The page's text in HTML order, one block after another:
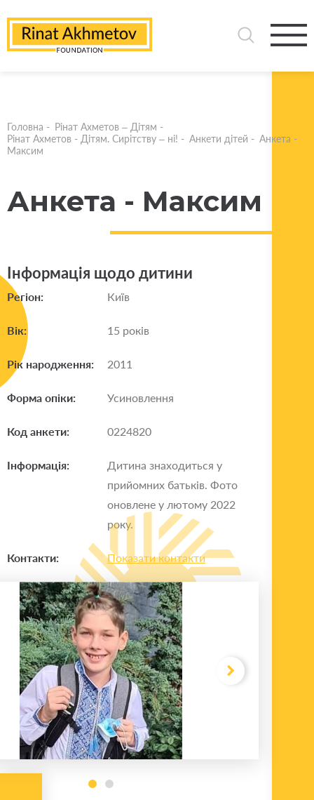
Головна - Рінат Ахметов – Дітям -
Рінат Ахметов - Дітям. Сирітству – ні! - Анкети дітей - Анкета -
Максим
Анкета - Максим
Інформація щодо дитини
Регіон: Київ
Вік: 15 років
Рік народження: 2011
Форма опіки: Усиновлення
Код анкети: 0224820
Інформація:
Дитина знаходиться у
прийомних батьків. Фото
оновлене у лютому 2022
року.
Контакти: Показати контакти